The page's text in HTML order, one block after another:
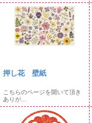
押し花 壁紙
こちらのページを開いて頂き
ありが...